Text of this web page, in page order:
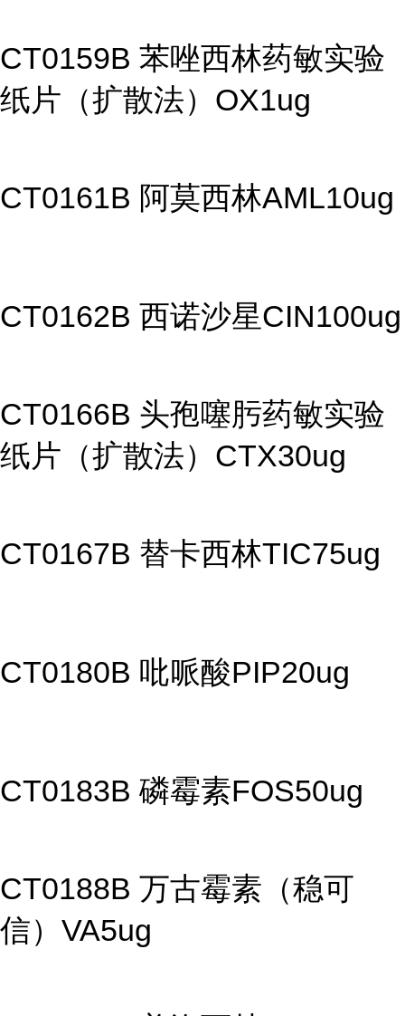
CT0159B 苯唑西林药敏实验
纸片（扩散法）OX1ug
CT0161B 阿莫西林AML10ug
CT0162B 西诺沙星CIN100ug
CT0166B 头孢噻肟药敏实验
纸片（扩散法）CTX30ug
CT0167B 替卡西林TIC75ug
CT0180B 吡哌酸PIP20ug
CT0183B 磷霉素FOS50ug
CT0188B 万古霉素（稳可
信）VA5ug